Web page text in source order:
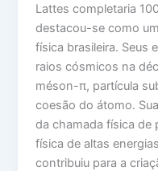
Lattes completaria
destacou-se como
física brasileira. Seus
raios cósmicos na
méson-π, partícula
coesão do átomo.
da chamada física de
física de altas
contribuiu para a